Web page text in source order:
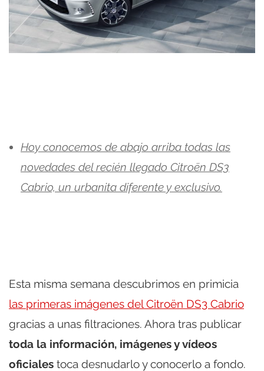
Hoy conocemos de abajo arriba todas las
novedades del recién llegado Citroën DS3
Cabrio, un urbanita diferente y exclusivo.
Esta misma semana descubrimos en primicia
las primeras imágenes del Citroën DS3 Cabrio
gracias a unas filtraciones. Ahora tras publicar
toda la información, imágenes y vídeos
oficiales toca desnudarlo y conocerlo a fondo.